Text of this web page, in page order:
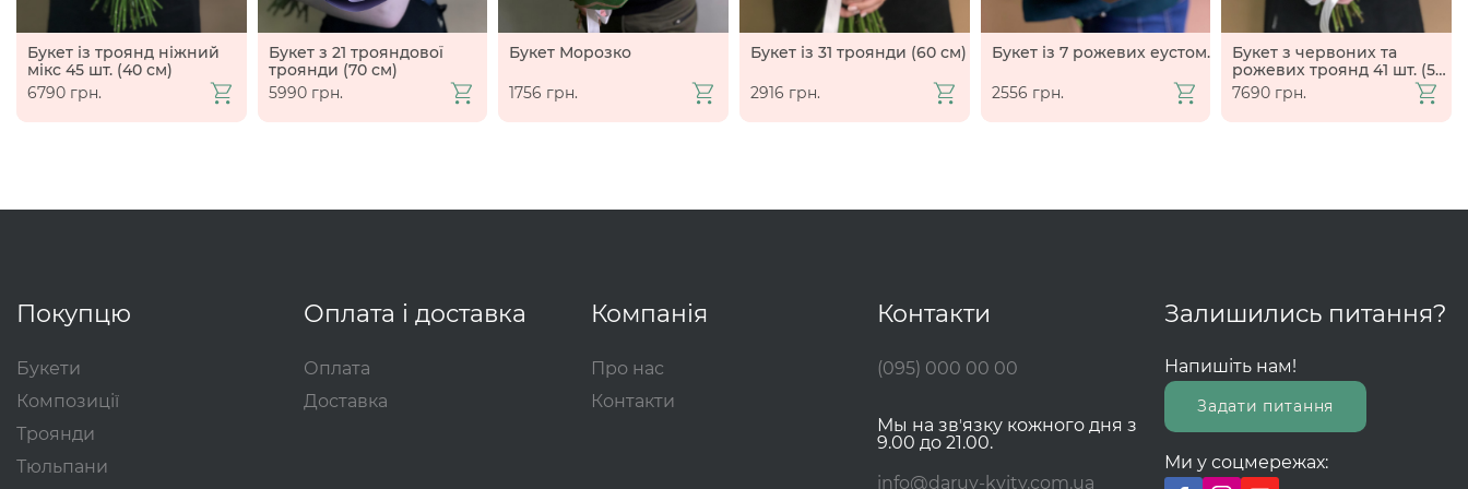
Букет із троянд ніжний
мікс 45 шт. (40 см)
6790 грн.
Букет з 21 трояндової
троянди (70 см)
5990 грн.
Букет Морозко
1756 грн.
Букет із 31 троянди (60 см)
2916 грн.
Букет із 7 рожевих еустом.
2556 грн.
Букет з червоних та
рожевих троянд 41 шт. (50
см)
7690 грн.
Покупцю
Букети
Композиції
Троянди
Тюльпани
Оплата і доставка
Оплата
Доставка
Компанія
Про нас
Контакти
Контакти
(095) 000 00 00
Мы на звʼязку кожного дня з
9.00 до 21.00.
info@daruy-kvity.com.ua
Залишились питання?
Напишіть нам!
Задати питання
Ми у соцмережах: